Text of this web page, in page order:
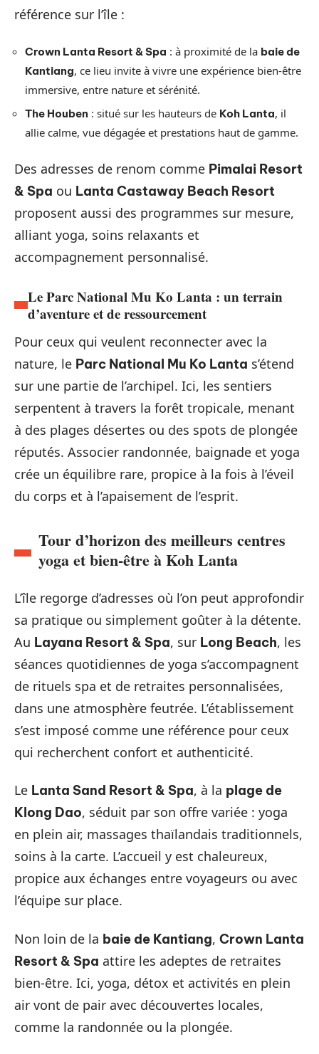
référence sur l’île :
Crown Lanta Resort & Spa : à proximité de la baie de
Kantiang, ce lieu invite à vivre une expérience bien-être
immersive, entre nature et sérénité.
The Houben : situé sur les hauteurs de Koh Lanta, il
allie calme, vue dégagée et prestations haut de gamme.
Des adresses de renom comme Pimalai Resort
& Spa ou Lanta Castaway Beach Resort
proposent aussi des programmes sur mesure,
alliant yoga, soins relaxants et
accompagnement personnalisé.
Le Parc National Mu Ko Lanta : un terrain
d’aventure et de ressourcement
Pour ceux qui veulent reconnecter avec la
nature, le Parc National Mu Ko Lanta s’étend
sur une partie de l’archipel. Ici, les sentiers
serpentent à travers la forêt tropicale, menant
à des plages désertes ou des spots de plongée
réputés. Associer randonnée, baignade et yoga
crée un équilibre rare, propice à la fois à l’éveil
du corps et à l’apaisement de l’esprit.
Tour d’horizon des meilleurs centres
yoga et bien-être à Koh Lanta
L’île regorge d’adresses où l’on peut approfondir
sa pratique ou simplement goûter à la détente.
Au Layana Resort & Spa, sur Long Beach, les
séances quotidiennes de yoga s’accompagnent
de rituels spa et de retraites personnalisées,
dans une atmosphère feutrée. L’établissement
s’est imposé comme une référence pour ceux
qui recherchent confort et authenticité.
Le Lanta Sand Resort & Spa, à la plage de
Klong Dao, séduit par son offre variée : yoga
en plein air, massages thaïlandais traditionnels,
soins à la carte. L’accueil y est chaleureux,
propice aux échanges entre voyageurs ou avec
l’équipe sur place.
Non loin de la baie de Kantiang, Crown Lanta
Resort & Spa attire les adeptes de retraites
bien-être. Ici, yoga, détox et activités en plein
air vont de pair avec découvertes locales,
comme la randonnée ou la plongée.